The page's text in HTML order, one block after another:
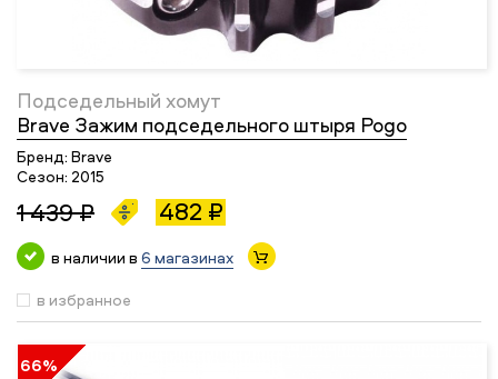
Подседельный хомут
Brave Зажим подседельного штыря Pogo
Бренд: Brave
Сезон: 2015
1 439 ₽ 482 ₽
в наличии в 6 магазинах
в избранное
66%